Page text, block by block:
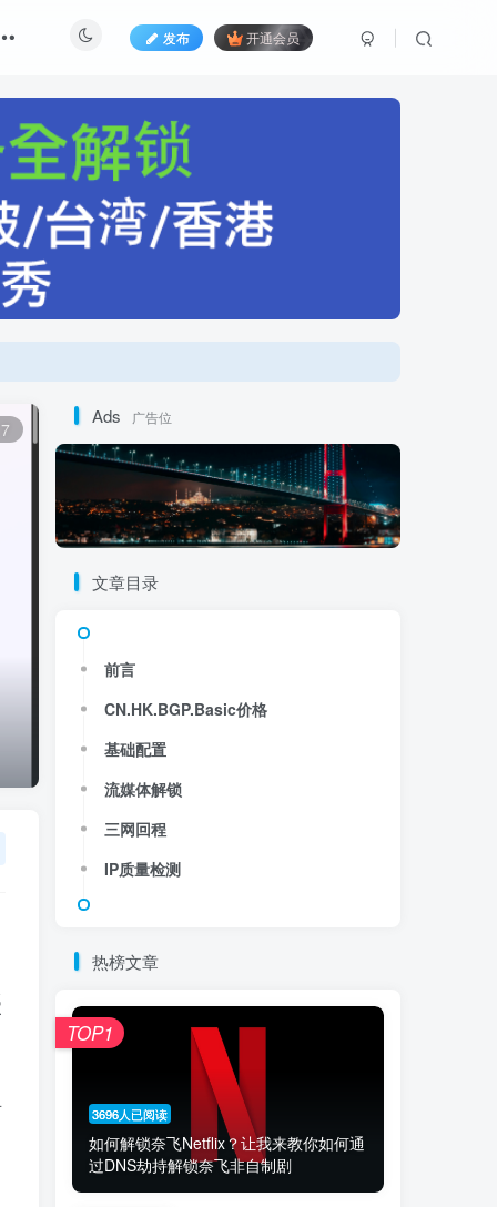
发布 开通会员
7
Ads 广告位
文章目录
前言
CN.HK.BGP.Basic价格
基础配置
流媒体解锁
三网回程
IP质量检测
热榜文章
3696人已阅读
如何解锁奈飞Netflix？让我来教你如何通
过DNS劫持解锁奈飞非自制剧
TOP1